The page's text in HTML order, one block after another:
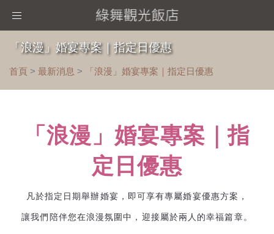
Toggle
「浪漫」婚宴專案｜指定日優惠
首頁 > 最新消息 > 「浪漫」婚宴專案｜指定日優惠
「浪漫」婚宴專案｜指
定日優惠
凡於指定日期舉辦婚宴，即可享有專屬婚宴優惠方案，
讓我們陪伴您在浪漫氛圍中，迎接屬於兩人的幸福篇章。